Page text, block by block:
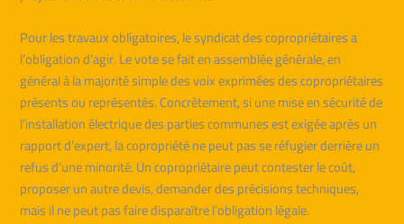
Pour les travaux obligatoires, le syndicat des copropriétaires a
l’obligation d’agir. Le vote se fait en assemblée générale, en
général à la majorité simple des voix exprimées des copropriétaires
présents ou représentés. Concrètement, si une mise en sécurité de
l’installation électrique des parties communes est exigée après un
rapport d’expert, la copropriété ne peut pas se réfugier derrière un
refus d’une minorité. Un copropriétaire peut contester le coût,
proposer un autre devis, demander des précisions techniques,
mais il ne peut pas faire disparaître l’obligation légale.